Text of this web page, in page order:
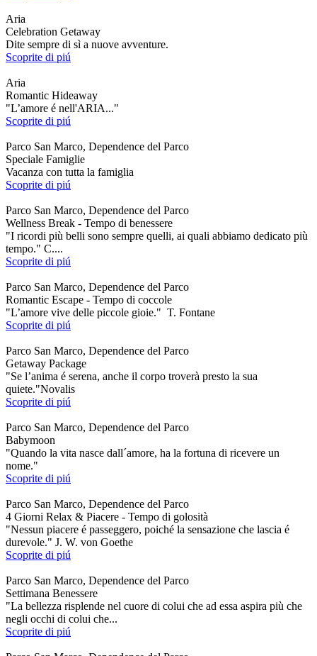
Aria
Celebration Getaway
Dite sempre di sì a nuove avventure.
Scoprite di piú
Aria
Romantic Hideaway
"L’amore é nell'ARIA..."
Scoprite di piú
Parco San Marco, Dependence del Parco
Speciale Famiglie
Vacanza con tutta la famiglia
Scoprite di piú
Parco San Marco, Dependence del Parco
Wellness Break - Tempo di benessere
"I ricordi più belli sono sempre quelli, ai quali abbiamo dedicato più
tempo." C....
Scoprite di piú
Parco San Marco, Dependence del Parco
Romantic Escape - Tempo di coccole
"L’amore vive delle piccole gioie." T. Fontane
Scoprite di piú
Parco San Marco, Dependence del Parco
Getaway Package
"Se l’anima é serena, anche il corpo troverà presto la sua
quiete."Novalis
Scoprite di piú
Parco San Marco, Dependence del Parco
Babymoon
"Quando la vita nasce dall´amore, ha la fortuna di ricevere un
nome."
Scoprite di piú
Parco San Marco, Dependence del Parco
4 Giorni Relax & Piacere - Tempo di golosità
"Nessun piacere é passeggero, poiché la sensazione che lascia é
durevole." J. W. von Goethe
Scoprite di piú
Parco San Marco, Dependence del Parco
Settimana Benessere
"La bellezza risplende nel cuore di colui che ad essa aspira più che
negli occhi di colui che...
Scoprite di piú